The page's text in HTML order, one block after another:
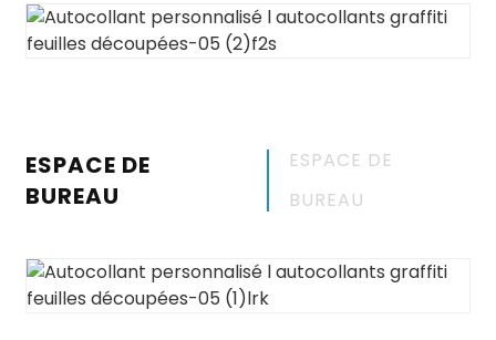
ESPACE DE
BUREAU
ESPACE DE
BUREAU